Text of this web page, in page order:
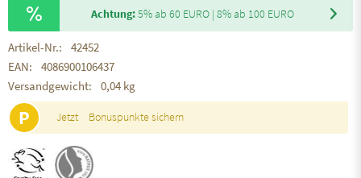
Achtung:5% ab 60 EURO | 8% ab 100 EURO
Artikel-Nr.:
42452
EAN:
4086900106437
Versandgewicht:
0,04 kg
P Jetzt Bonuspunkte sichern